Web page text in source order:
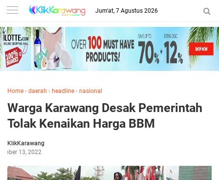
Jum'at, 7 Agustus 2026
Home › daerah › headline › nasional
Warga Karawang Desak Pemerintah
Tolak Kenaikan Harga BBM
KlikKarawang
13, 2022